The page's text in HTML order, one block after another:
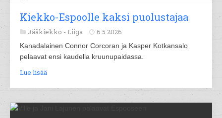
Kiekko-Espoolle kaksi puolustajaa
Jääkiekko - Liiga 6.5.2026
Kanadalainen Connor Corcoran ja Kasper Kotkansalo
pelaavat ensi kaudella kruunupaidassa.
Lue lisää